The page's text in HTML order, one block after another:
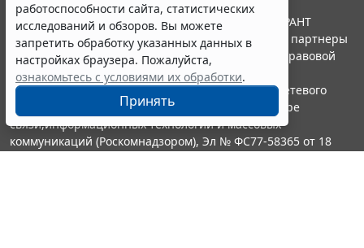
работоспособности сайта, статистических
исследований и обзоров. Вы можете
запретить обработку указанных данных в
настройках браузера. Пожалуйста,
ознакомьтесь с условиями их обработки.
Принять
© ООО "НПП "ГАРАНТ-СЕРВИС", 2026. Система ГАРАНТ
выпускается с 1990 года. Компания "Гарант" и ее партнеры
являются участниками Российской ассоциации правовой
информации ГАРАНТ.
Портал ГАРАНТ.РУ зарегистрирован в качестве сетевого
издания Федеральной службой по надзору в сфере
связи,информационных технологий и массовых
коммуникаций (Роскомнадзором), Эл № ФС77-58365 от 18